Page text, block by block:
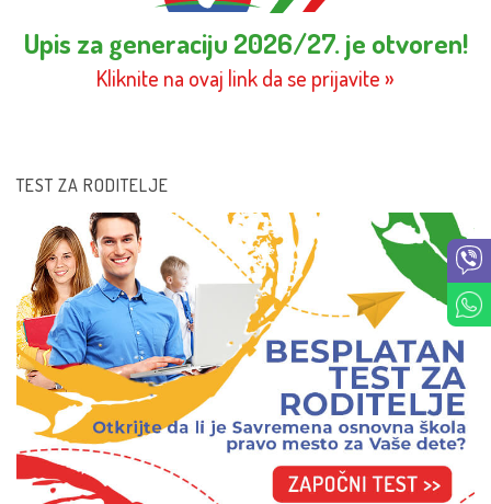
TEST ZA RODITELJE
Upis za generaciju 2026/27. je otvoren!
Kliknite na ovaj link da se prijavite »